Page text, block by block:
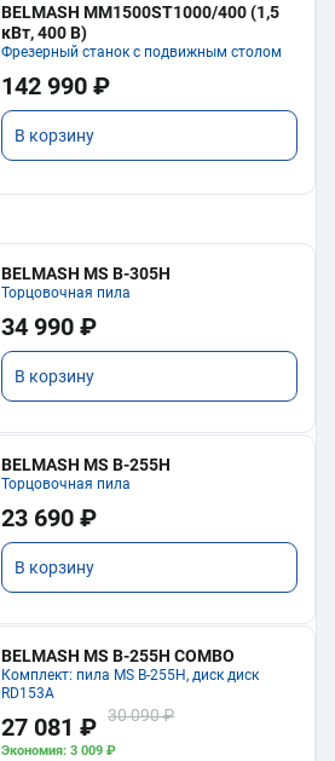
BELMASH MM1500ST1000/400 (1,5
кВт, 400 В)
Фрезерный станок с подвижным столом
142 990 ₽
В корзину
BELMASH MS B-305H
Торцовочная пила
34 990 ₽
В корзину
BELMASH MS B-255H
Торцовочная пила
23 690 ₽
В корзину
BELMASH MS B-255H COMBO
Комплект: пила MS B-255H, диск диск
RD153A
27 081 ₽ 30 090 ₽
Экономия: 3 009 ₽